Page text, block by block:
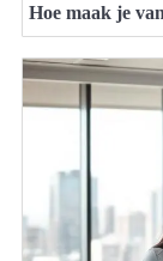
Hoe maak je